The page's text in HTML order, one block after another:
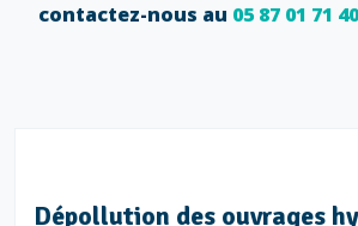
contactez-nous au 05 87 01 71
Dépollution des ouvrages